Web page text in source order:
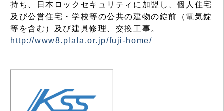
持ち、日本ロックセキュリティに加盟し、個人住宅
及び公営住宅・学校等の公共の建物の錠前（電気錠
等を含む）及び建具修理、交換工事。
http://www8.plala.or.jp/fuji-home/